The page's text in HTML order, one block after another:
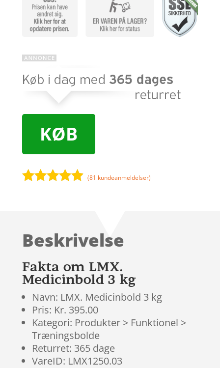
KØB
kundebedø
(81 kundeanmeldelser)
Beskrivelse
Fakta om LMX.
Medicinbold 3 kg
Navn: LMX. Medicinbold 3 kg
Pris: Kr. 395.00
Kategori: Produkter > Funktionel >
Træningsbolde
Returret: 365 dage
VareID: LMX1250.03